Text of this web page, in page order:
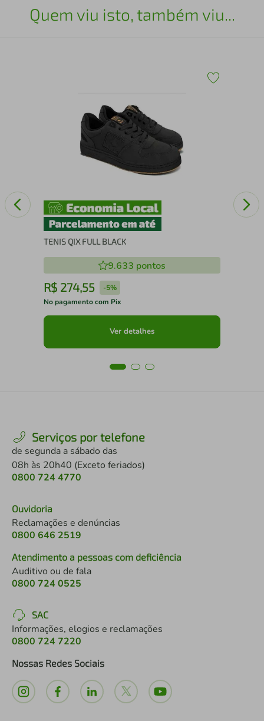
Quem viu isto, também viu...
TENIS QIX FULL BLACK
9.633 pontos
R$ 274,55 -5%
No pagamento com Pix
Ver detalhes
Serviços por telefone
de segunda a sábado das
08h às 20h40 (Exceto feriados)
0800 724 4770
Ouvidoria
Reclamações e denúncias
0800 646 2519
Atendimento a pessoas com deficiência
Auditivo ou de fala
0800 724 0525
SAC
Informações, elogios e reclamações
0800 724 7220
Nossas Redes Sociais